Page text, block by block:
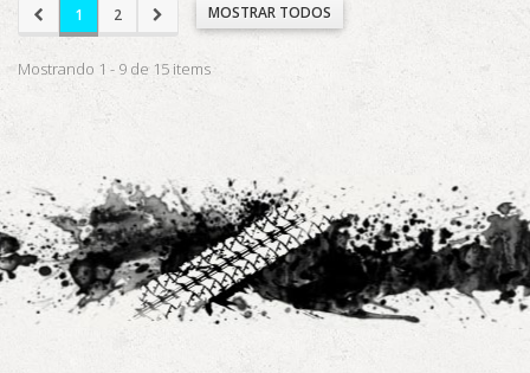
MOSTRAR TODOS
1 2
Mostrando 1 - 9 de 15 items